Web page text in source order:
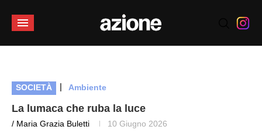
SOCIETÀ | Ambiente
La lumaca che ruba la luce
/ Maria Grazia Buletti 10 Giugno 2026